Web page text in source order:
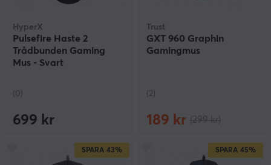
HyperX
Pulsefire Haste 2
Trådbunden Gaming
Mus - Svart
(0)
699 kr
Trust
GXT 960 Graphin
Gamingmus
(2)
189 kr
SPARA 43% SPARA 45%